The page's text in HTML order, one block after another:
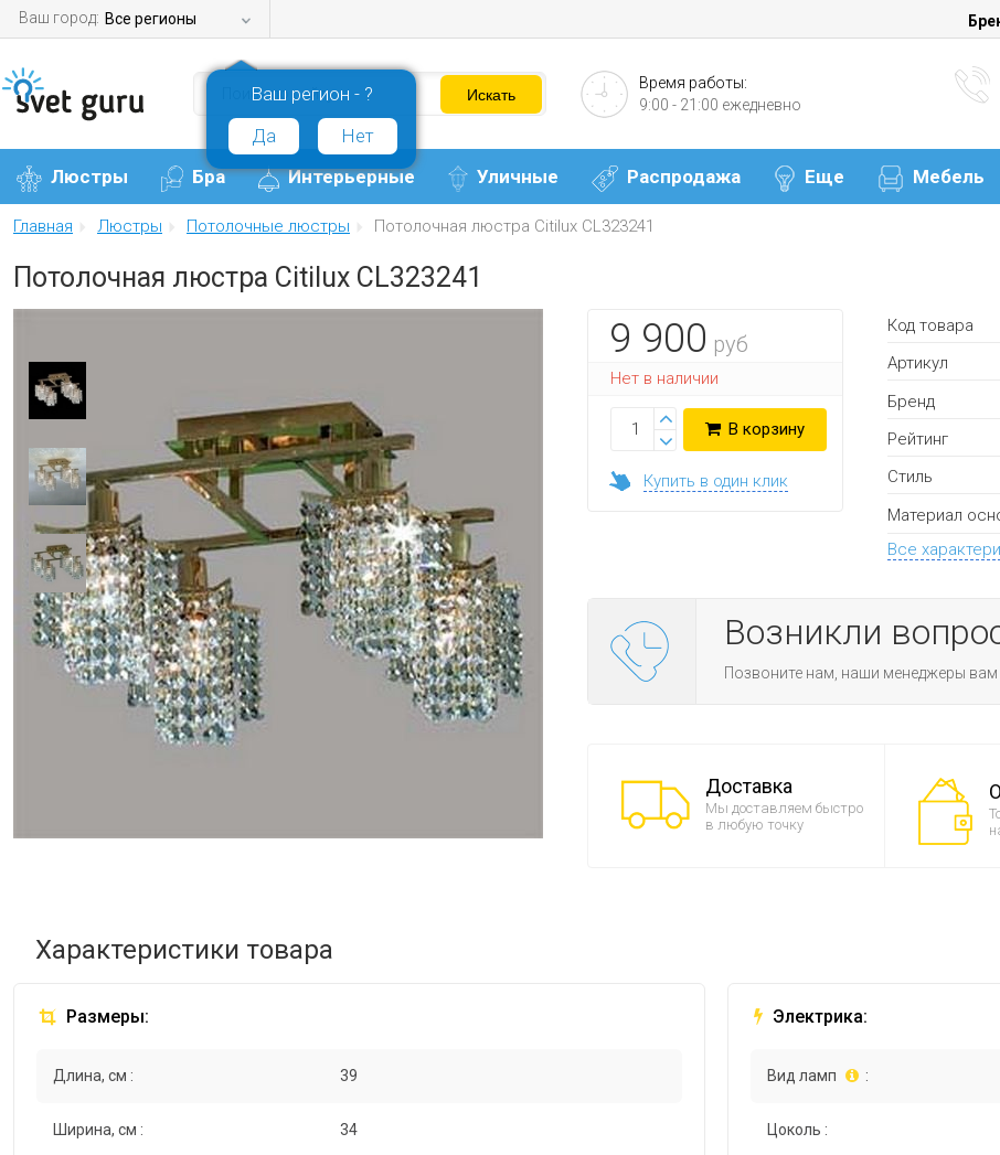
Ваш город: Все регионы
Ваш регион - ?
Да
Нет
Время работы:
9:00 - 21:00 ежедневно
Люстры Бра Интерьерные Уличные Распродажа Еще Мебель
Главная Люстры Потолочные люстры Потолочная люстра Citilux CL323241
Потолочная люстра Citilux CL323241
9 900 руб
Нет в наличии
В корзину
Купить в один клик
Код товара
Артикул
Бренд
Рейтинг
Стиль
Материал
Все
Возникли
Позвоните нам, наши менеджеры вам
Доставка
Мы доставляем быстро
в любую точку
Характеристики товара
Размеры:
Длина, см : 39
Ширина, см : 34
Электрика:
Вид ламп :
Цоколь :